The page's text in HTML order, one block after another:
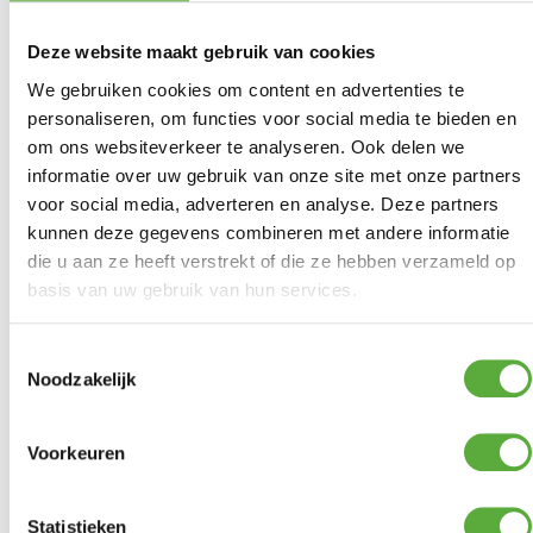
Deze website maakt gebruik van cookies
We gebruiken cookies om content en advertenties te
personaliseren, om functies voor social media te bieden en
om ons websiteverkeer te analyseren. Ook delen we
informatie over uw gebruik van onze site met onze partners
voor social media, adverteren en analyse. Deze partners
kunnen deze gegevens combineren met andere informatie
die u aan ze heeft verstrekt of die ze hebben verzameld op
basis van uw gebruik van hun services.
Noodzakelijk
Voorkeuren
Statistieken
Ultiem Buitenleven prijs:
€69,95
Gratis verzending vanaf €250,-*
Kopersbescherming met Trusted Shops
3 op voorraad
Platinum AeroCover gasbarbecuehoes.